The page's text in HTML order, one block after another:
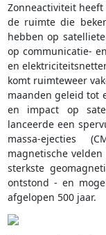
Zonneactiviteit
de ruimte die
hebben op
op communicatie-
en
komt ruimteweer
maanden geleid tot
en impact op
lanceerde een
massa-ejecties
magnetische
sterkste
ontstond - en
afgelopen 500 jaar.